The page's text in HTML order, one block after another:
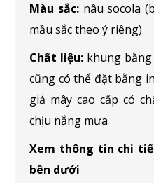
Màu sắc: nâu socola
mầu sắc theo ý riêng)
Chất liệu: khung
cũng có thể đặt bằng
giả mây cao cấp có
chịu nắng mưa
Xem thông tin chi
bên dưới